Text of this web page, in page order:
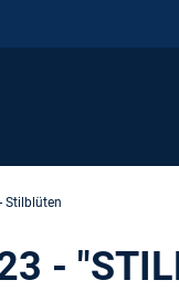
Stilblüten
-